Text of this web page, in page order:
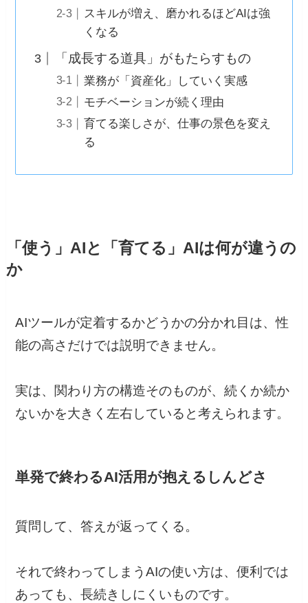
スキルが増え、磨かれるほどAIは強
くなる
「成長する道具」がもたらすもの
業務が「資産化」していく実感
モチベーションが続く理由
育てる楽しさが、仕事の景色を変え
る
「使う」AIと「育てる」AIは何が違うの
か
AIツールが定着するかどうかの分かれ目は、性
能の高さだけでは説明できません。
実は、関わり方の構造そのものが、続くか続か
ないかを大きく左右していると考えられます。
単発で終わるAI活用が抱えるしんどさ
質問して、答えが返ってくる。
それで終わってしまうAIの使い方は、便利では
あっても、長続きしにくいものです。